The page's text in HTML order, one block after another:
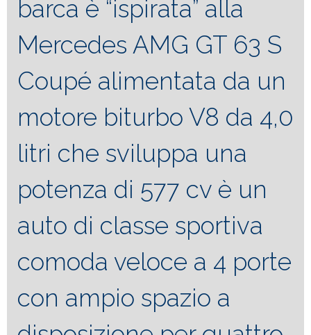
barca è “ispirata” alla
Mercedes AMG GT 63 S
Coupé alimentata da un
motore biturbo V8 da 4,0
litri che sviluppa una
potenza di 577 cv è un
auto di classe sportiva
comoda veloce a 4 porte
con ampio spazio a